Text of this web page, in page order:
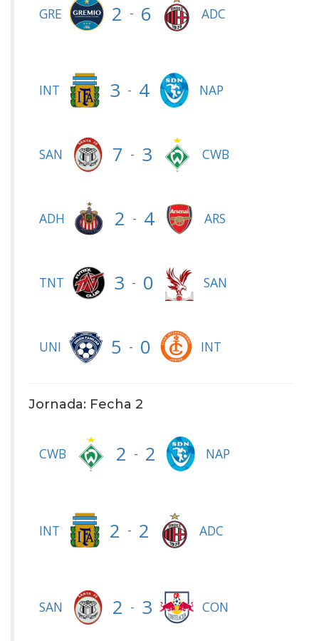
GRE 2 - 6 ADC
INT 3 - 4 NAP
SAN 7 - 3 CWB
ADH 2 - 4 ARS
TNT 3 - 0 SAN
UNI 5 - 0 INT
Jornada: Fecha 2
CWB 2 - 2 NAP
INT 2 - 2 ADC
SAN 2 - 3 CON